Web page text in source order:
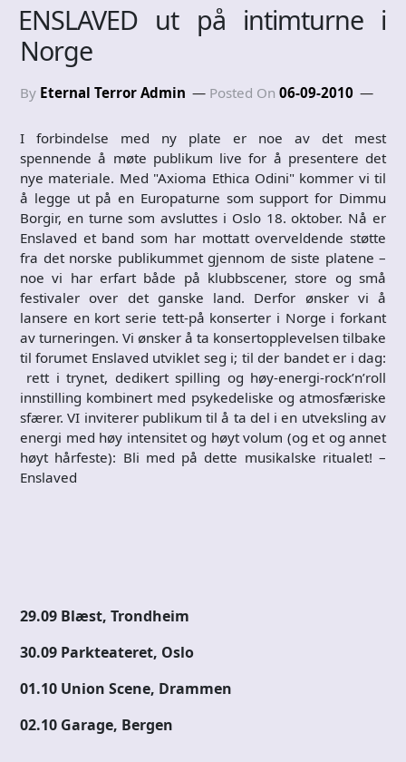
ENSLAVED ut på intimturne i
Norge
By Eternal Terror Admin Posted On 06-09-2010
I forbindelse med ny plate er noe av det mest
spennende å møte publikum live for å presentere det
nye materiale. Med "Axioma Ethica Odini" kommer vi til
å legge ut på en Europaturne som support for Dimmu
Borgir, en turne som avsluttes i Oslo 18. oktober. Nå er
Enslaved et band som har mottatt overveldende støtte
fra det norske publikummet gjennom de siste platene –
noe vi har erfart både på klubbscener, store og små
festivaler over det ganske land. Derfor ønsker vi å
lansere en kort serie tett-på konserter i Norge i forkant
av turneringen. Vi ønsker å ta konsertopplevelsen tilbake
til forumet Enslaved utviklet seg i; til der bandet er i dag:
rett i trynet, dedikert spilling og høy-energi-rock’n’roll
innstilling kombinert med psykedeliske og atmosfæriske
sfærer. VI inviterer publikum til å ta del i en utveksling av
energi med høy intensitet og høyt volum (og et og annet
høyt hårfeste): Bli med på dette musikalske ritualet! –
Enslaved
29.09 Blæst, Trondheim
30.09 Parkteateret, Oslo
01.10 Union Scene, Drammen
02.10 Garage, Bergen